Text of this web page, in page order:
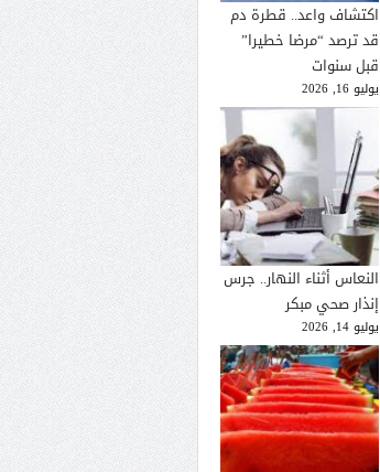
اكتشاف واعد.. قطرة دم
قد ترصد “مرضا خطيرا”
قبل سنوات
يوليو 16, 2026
النعاس أثناء النهار.. جرس
إنذار صحي مبكر
يوليو 14, 2026